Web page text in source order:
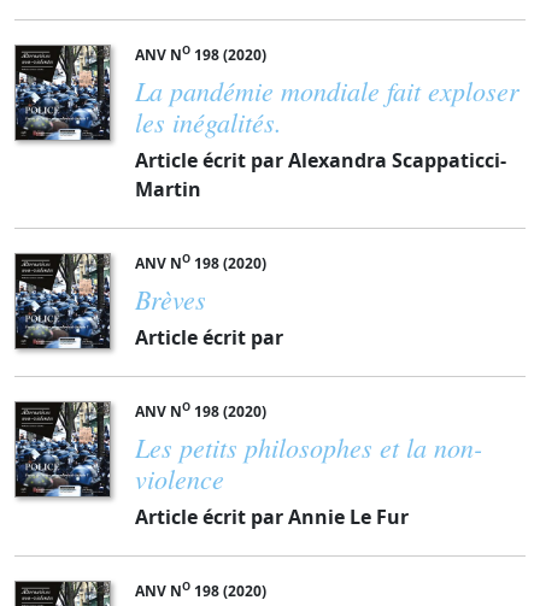
ANV NO 198 (2020)
La pandémie mondiale fait exploser
les inégalités.
Article écrit par Alexandra Scappaticci-
Martin
ANV NO 198 (2020)
Brèves
Article écrit par
ANV NO 198 (2020)
Les petits philosophes et la non-
violence
Article écrit par Annie Le Fur
ANV NO 198 (2020)